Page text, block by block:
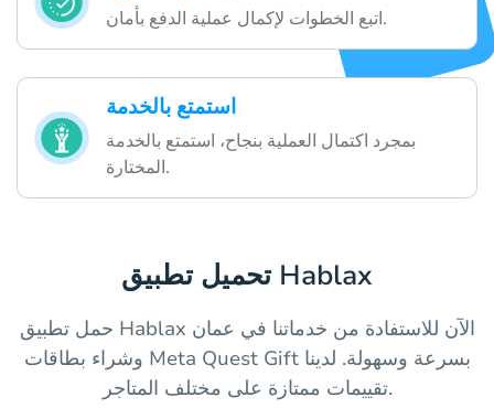
اتبع الخطوات لإكمال عملية الدفع بأمان.
استمتع بالخدمة
بمجرد اكتمال العملية بنجاح، استمتع بالخدمة
المختارة.
تحميل تطبيق Hablax
حمل تطبيق Hablax الآن للاستفادة من خدماتنا في عمان
وشراء بطاقات Meta Quest Gift بسرعة وسهولة. لدينا
تقييمات ممتازة على مختلف المتاجر.